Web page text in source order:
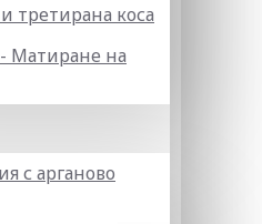
третирана коса
Матиране на
с арганово